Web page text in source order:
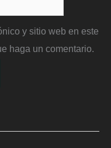
y sitio web en este
haga un comentario.